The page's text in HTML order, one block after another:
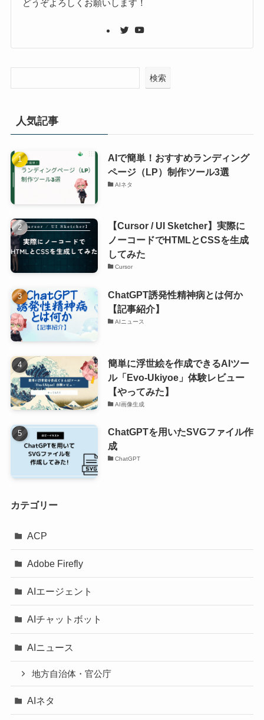
どうぞよろしくお願いします！
検索
人気記事
AIで簡単！おすすめランディング
ページ（LP）制作ツール3選
AIネタ
【Cursor / UI Sketcher】実際に
ノーコードでHTMLとCSSを生成
してみた
Cursor
ChatGPT誘発性精神病とは何か
【記事紹介】
AIニュース
簡単に浮世絵を作成できるAIツー
ル「Evo-Ukiyoe」体験レビュー
【やってみた】
AI画像生成
ChatGPTを用いたSVGファイル作
成
ChatGPT
カテゴリー
ACP
Adobe Firefly
AIエージェント
AIチャットボット
AIニュース
地方自治体・官公庁
AIネタ